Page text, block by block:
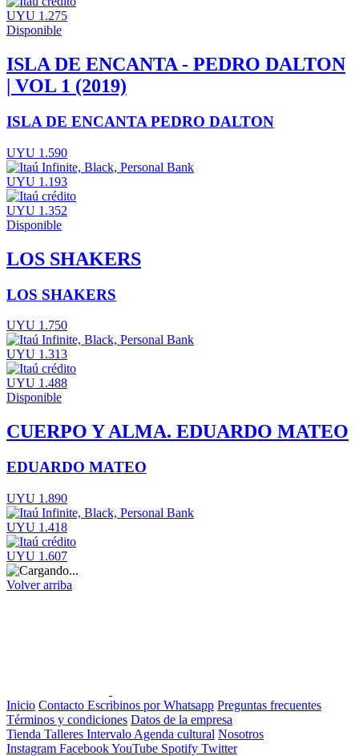
UYU 1.275
Disponible
ISLA DE ENCANTA - PEDRO DALTON
| VOL 1 (2019)
ISLA DE ENCANTA PEDRO DALTON
UYU 1.590
UYU 1.193
UYU 1.352
Disponible
LOS SHAKERS
LOS SHAKERS
UYU 1.750
UYU 1.313
UYU 1.488
Disponible
CUERPO Y ALMA. EDUARDO MATEO
EDUARDO MATEO
UYU 1.890
UYU 1.418
UYU 1.607
Volver arriba
Inicio Contacto Escribinos por Whatsapp Preguntas frecuentes
Términos y condiciones Datos de la empresa
Tienda Talleres Intervalo Agenda cultural Nosotros
Instagram FacebookYouTube Spotify Twitter